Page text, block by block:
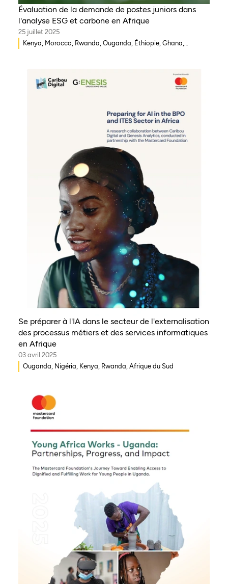
Évaluation de la demande de postes juniors dans
l'analyse ESG et carbone en Afrique
25 juillet 2025
Kenya, Morocco, Rwanda, Ouganda, Éthiopie, Ghana,
Côte d'Ivoire, Zambie, Syrie, Tchad, Eswatini, Zimbabwe,
Tanzanie, Sud Soudan, Somalie, Sierra Leone, Afrique du Sud,
Se préparer à l'IA dans le secteur de l'externalisation
des processus métiers et des services informatiques
en Afrique
03 avril 2025
Ouganda, Nigéria, Kenya, Rwanda, Afrique du Sud